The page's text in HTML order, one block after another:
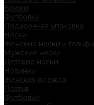
Брюки
Футболки
Подарочная упаковка
Носки
Женские носки и гольфы
Мужские носки
Детские носки
Новинки
Женская одежда
Платья
Футболки